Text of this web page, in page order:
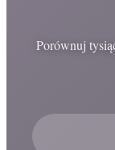
Porównuj